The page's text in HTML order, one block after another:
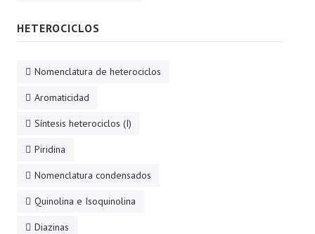
HETEROCICLOS
Nomenclatura de heterociclos
Aromaticidad
Síntesis heterociclos (I)
Piridina
Nomenclatura condensados
Quinolina e Isoquinolina
Diazinas